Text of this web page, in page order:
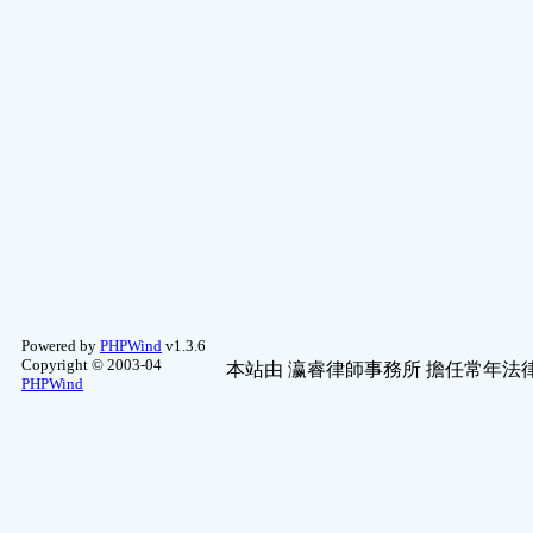
Powered by PHPWind v1.3.6
Copyright © 2003-04
PHPWind
本站由 瀛睿律師事務所 擔任常年法